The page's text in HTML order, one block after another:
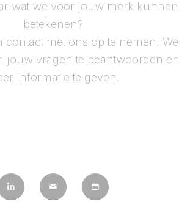
wat we voor jouw merk kunnen
betekenen?
contact met ons op te nemen. We
jouw vragen te beantwoorden en
informatie te geven.